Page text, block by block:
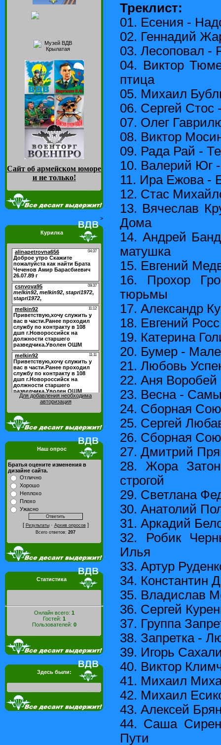
Сайт об армейском юморе
и не только!
>
Курилка
Для добавления необходима
авторизация
Наш опрос
Братья оцените изменения в
дизайне сайта.
Отлично
Хорошо
Неплохо
Плохо
Ужасно
[ Результаты· Архив опросов]
Всего ответов: 207
Статистика
Онлайн всего: 1
Гостей: 1
Пользователей: 0
Здесь были:
Треклист:
01. Есения -
02. Геннадий
03. Лесоповал -
04. Виктор
птица
05. Михаил
06. Сергей Стос
07. Олег
08. Виктор
09. Рада Рай -
10. Валерий Юг
11. Ира Ежова -
12. Стас
13. Вячеслав
Дома
14. Андрей
матушка
15. Евгений
16. Прохор
тюрьмы
17. Александр
18. Евгений
19. Катерина
20. Бумер -
21. Любовь
22. Аня Воробей
23. Весна -
24. Сборная
25. Сергей
26. Сборная
27. Дмитрий
28. Жора
строгой
29. Светлана
30. Анатолий
31. Аркадий
32. Робик
Илья
33. Артур
34. Константин
35. Владислав
36. Сергей
37. Группа
38. Запретка -
39. Игорь
40. Виктор
41. Михаил
42. Михаил
43. Алексей
44. Саша
Пути